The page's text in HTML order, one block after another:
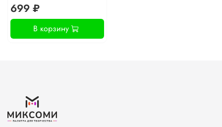
699 ₽
В корзину